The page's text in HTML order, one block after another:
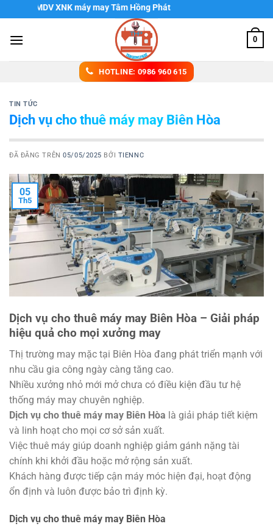
đến
nội
TMDV XNK máy may Tâm Hồng Phát
0
HOTLINE: 0986 960 615
TIN TỨC
Dịch vụ cho thuê máy may Biên Hòa
ĐÃ ĐĂNG TRÊN05/05/2025 BỞI TIENNC
05
Th5
Dịch vụ cho thuê máy may Biên Hòa – Giải pháp
hiệu quả cho mọi xưởng may
Thị trường may mặc tại Biên Hòa đang phát triển mạnh với
nhu cầu gia công ngày càng tăng cao.
Nhiều xưởng nhỏ mới mở chưa có điều kiện đầu tư hệ
thống máy may chuyên nghiệp.
Dịch vụ cho thuê máy may Biên Hòa là giải pháp tiết kiệm
và linh hoạt cho mọi cơ sở sản xuất.
Việc thuê máy giúp doanh nghiệp giảm gánh nặng tài
chính khi khởi đầu hoặc mở rộng sản xuất.
Khách hàng được tiếp cận máy móc hiện đại, hoạt động
ổn định và luôn được bảo trì định kỳ.
Dịch vụ cho thuê máy may Biên Hòa